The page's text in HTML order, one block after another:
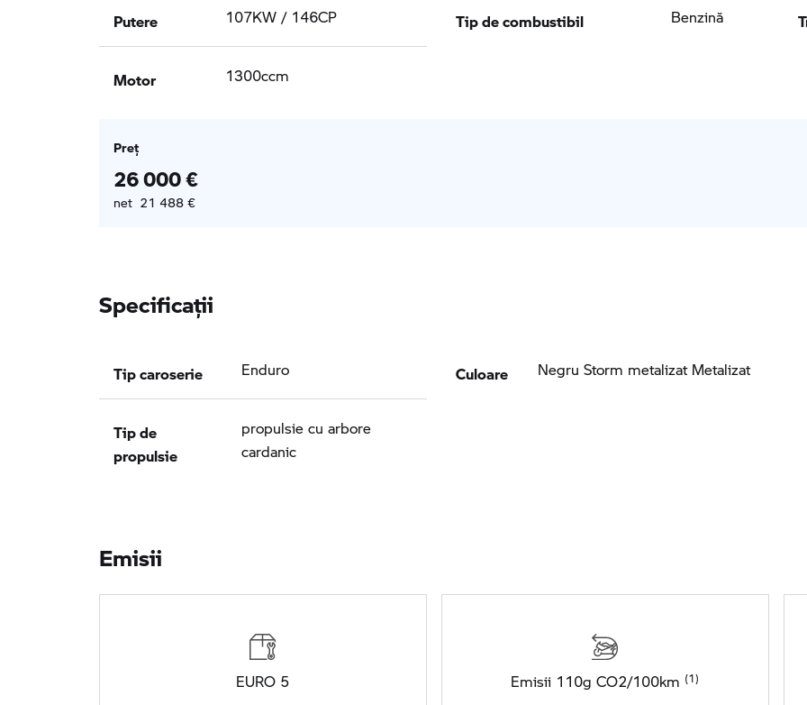
Putere 107KW / 146CP
Motor 1300ccm
Tip de combustibil Benzină
Preţ
26 000 €
net 21 488 €
Specificaţii
Tip caroserie Enduro
Tip de
propulsie
propulsie cu arbore
cardanic
Culoare Negru Storm metalizat Metalizat
Emisii
EURO 5 Emisii 110g CO2/100km